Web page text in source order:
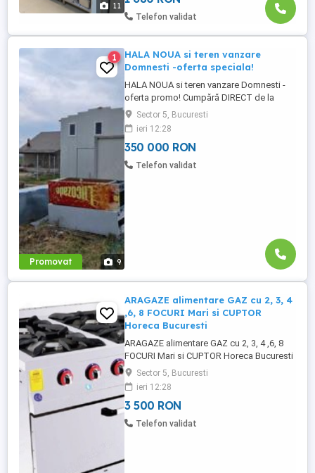
11
- Ofertare : Fix : Contact mobil O732 7O2
Telefon validat
Promovat 9
1
HALA NOUA si teren vanzare
Domnesti -oferta speciala!
HALA NOUA si teren vanzare Domnesti -
oferta promo! Cumpără DIRECT de la
PROPRIETAR , FĂRĂ COMISION de
VÂNZARE DOMNEȘTI : 0721 922 902 500
mp SUPRAFAȚĂ TEREN din care : 165 m
CONSTRUCȚIE + STRUCTURĂ metalica
de ETAJ în SUPRAFAȚĂ de 49 m SUP.
Sector 5, Bucuresti
ieri 12:28
350 000 RON
Telefon validat
ARAGAZE alimentare GAZ cu 2, 3, 4
,6, 8 FOCURI Mari si CUPTOR
Horeca Bucuresti
ARAGAZE alimentare GAZ cu 2, 3, 4 ,6, 8
FOCURI Mari si CUPTOR Horeca Bucuresti
Web site: Email : - Showroom - Cotroceni
Bdul.Eroii Sanitari Nr 59 Bucuresti, sect.5 -
Contact Vanzari Showroom : Fix : Mobil : -
Contact Fabricatie : Fabrica si Depozit -
Horeca Bucuresti ...
Sector 5, Bucuresti
ieri 12:28
3 500 RON
Telefon validat